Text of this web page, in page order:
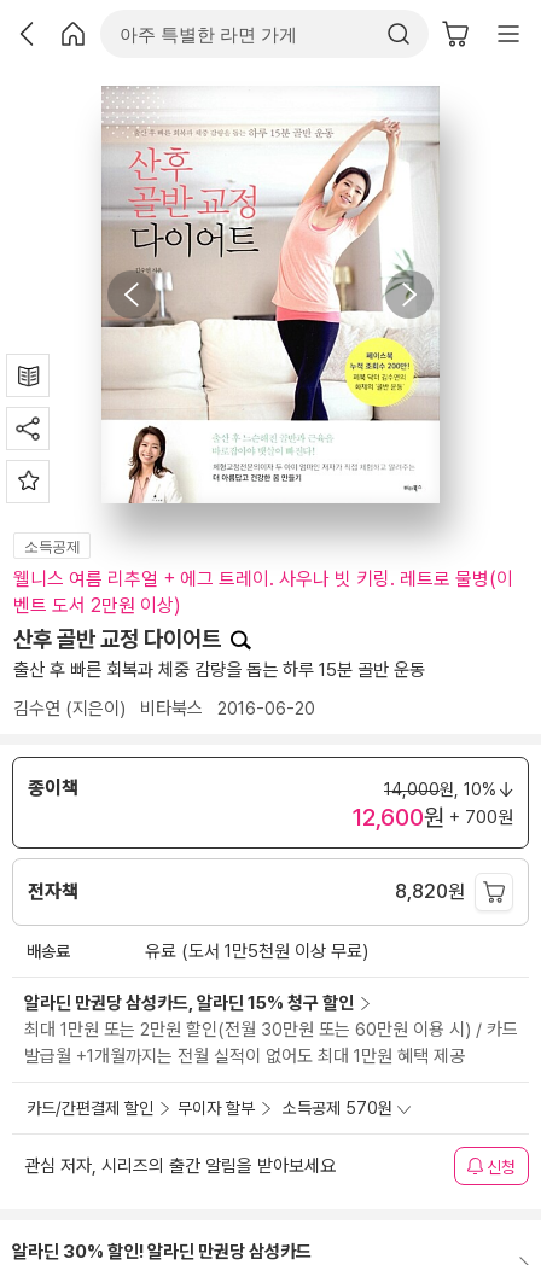
소득공제
웰니스 여름 리추얼 + 에그 트레이. 사우나 빗 키링. 레트로 물병(이
벤트 도서 2만원 이상)
산후 골반 교정 다이어트
출산 후 빠른 회복과 체중 감량을 돕는 하루 15분 골반 운동
김수연 (지은이) 비타북스 2016-06-20
종이책 14,000원, 10%
12,600원 + 700원
전자책 8,820원
배송료 유료 (도서 1만5천원 이상 무료)
알라딘 만권당 삼성카드, 알라딘 15% 청구 할인
최대 1만원 또는 2만원 할인(전월 30만원 또는 60만원 이용 시) / 카드
발급월 +1개월까지는 전월 실적이 없어도 최대 1만원 혜택 제공
카드/간편결제 할인 무이자 할부 소득공제 570원
관심 저자, 시리즈의 출간 알림을 받아보세요 신청
알라딘 30% 할인! 알라딘 만권당 삼성카드